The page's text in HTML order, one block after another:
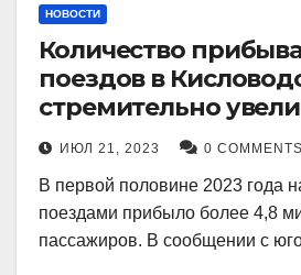
НОВОСТИ
Количество
поездов в
стремительно
ИЮЛ 21, 2023 0 COMMENTS
В первой половине 2023 года
поездами прибыло более 4,8
пассажиров. В сообщении с